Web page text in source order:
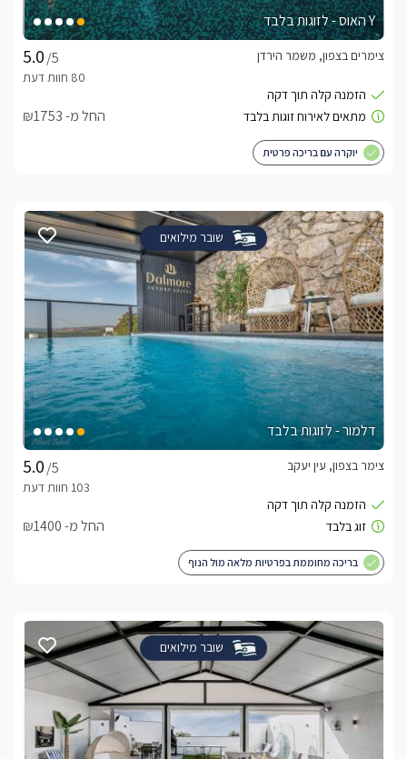
Y האוס - לזוגות בלבד
/5
צימרים בצפון, משמר הירדן
החל מ- ₪1753
יוקרה עם בריכה פרטית
שובר מילואים
דלמור - לזוגות בלבד
/5
צימר בצפון, עין יעקב
החל מ- ₪1400
בריכה מחוממת בפרטיות מלאה מול הנוף
שובר מילואים